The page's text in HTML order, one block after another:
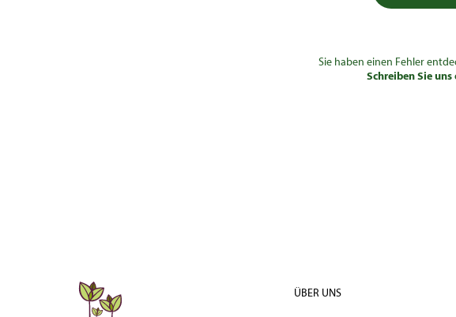
Sie haben einen Fehler
Schreiben Sie
ÜBER UNS